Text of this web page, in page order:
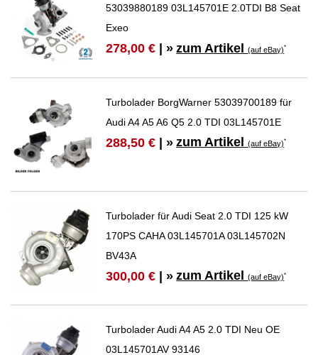
53039880189 03L145701E 2.0TDI B8 Seat
Exeo
278,00 € | » zum Artikel(auf eBay)*
Turbolader BorgWarner 53039700189 für
Audi A4 A5 A6 Q5 2.0 TDI 03L145701E
288,50 € | » zum Artikel(auf eBay)*
Turbolader für Audi Seat 2.0 TDI 125 kW
170PS CAHA 03L145701A 03L145702N
BV43A
300,00 € | » zum Artikel(auf eBay)*
Turbolader Audi A4 A5 2.0 TDI Neu OE
03L145701AV 93146